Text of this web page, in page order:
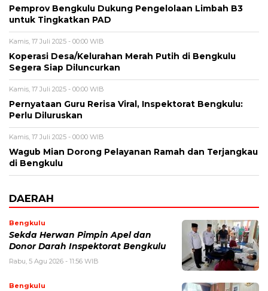
Pemprov Bengkulu Dukung Pengelolaan Limbah B3
untuk Tingkatkan PAD
Kamis, 17 Juli 2025 - 00:00 WIB
Koperasi Desa/Kelurahan Merah Putih di Bengkulu
Segera Siap Diluncurkan
Kamis, 17 Juli 2025 - 00:00 WIB
Pernyataan Guru Rerisa Viral, Inspektorat Bengkulu:
Perlu Diluruskan
Kamis, 17 Juli 2025 - 00:00 WIB
Wagub Mian Dorong Pelayanan Ramah dan Terjangkau
di Bengkulu
DAERAH
Bengkulu
Sekda Herwan Pimpin Apel dan
Donor Darah Inspektorat Bengkulu
Rabu, 5 Agu 2026 - 11:56 WIB
Bengkulu